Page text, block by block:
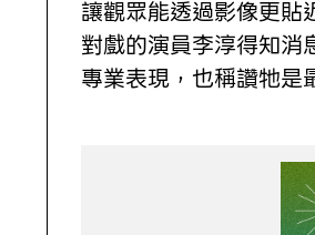
讓觀眾能透過影像更貼
對戲的演員李淳得知消
專業表現，也稱讚牠是